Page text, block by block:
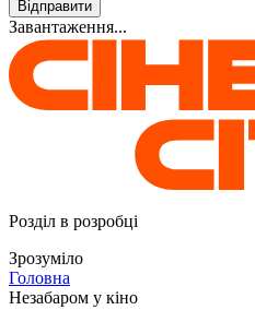
Відправити
Завантаження...
Розділ в розробці
Зрозуміло
Головна
Незабаром у кіно